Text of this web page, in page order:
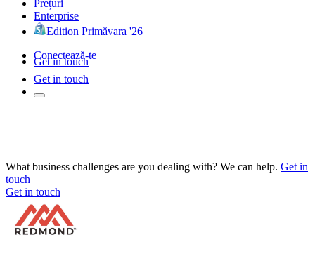
Prețuri
Enterprise
Edition Primăvara '26
Conectează-te
Get in touch
Get in touch
What business challenges are you dealing with? We can help. Get in
touch
Get in touch